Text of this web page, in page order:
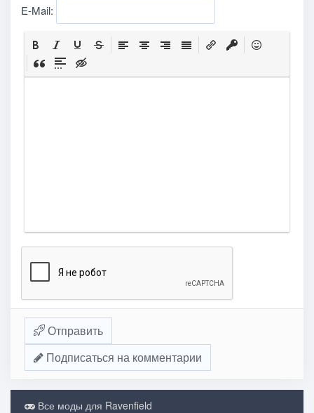
E-Mail:
Отправить
Подписаться на комментарии
Все моды для Ravenfield